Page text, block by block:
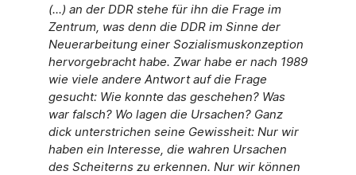
(...) an der DDR stehe für ihn die Frage im
Zentrum, was denn die DDR im Sinne der
Neuerarbeitung einer Sozialismuskonzeption
hervorgebracht habe. Zwar habe er nach 1989
wie viele andere Antwort auf die Frage
gesucht: Wie konnte das geschehen? Was
war falsch? Wo lagen die Ursachen? Ganz
dick unterstrichen seine Gewissheit: Nur wir
haben ein Interesse, die wahren Ursachen
des Scheiterns zu erkennen. Nur wir können